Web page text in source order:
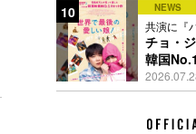
10 NEWS
共演に『
ウン＆チ
チョ・
韓国
の愛し
定